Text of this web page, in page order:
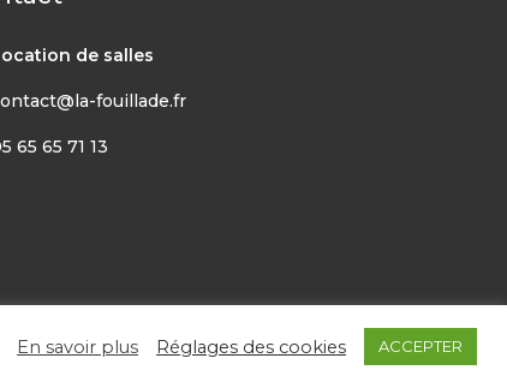
de salles
fouillade.fr
65 65 71 13
En savoir plus Réglages des cookies ACCEPTER